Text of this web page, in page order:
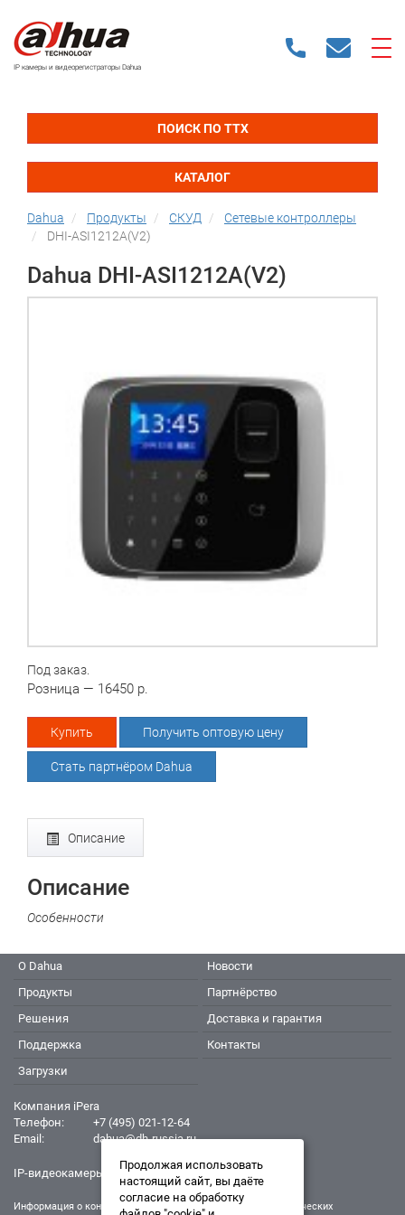
IP камеры и видеорегистраторы Dahua
ПОИСК ПО ТТХ
КАТАЛОГ
Dahua Продукты СКУД
Сетевые контроллеры
DHI-ASI1212A(V2)
Dahua DHI-ASI1212A(V2)
Под заказ.
Розница — 16450 р.
Купить Получить оптовую цену
Стать партнёром Dahua
Описание
Описание
Особенности
О Dahua
Продукты
Решения
Поддержка
Загрузки
Новости
Партнёрство
Доставка и гарантия
Контакты
Компания iPera
Телефон:
+7 (495) 021-12-64
Email:
dahua@dh-russia.ru
IP-видеокамеры Dahua - Дахуа
Информация о конкретном товаре, его внешнем виде и технических
Продолжая использовать
настоящий сайт, вы даёте
согласие на обработку